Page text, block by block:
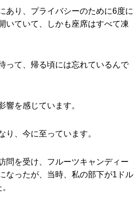
あり、プライバシーのために6度に
いていて、しかも座席はすべて凍
って、帰る頃には忘れているんで
響を感じています。
り、今に至っています。
問を受け、フルーツキャンディー
なったが、当時、私の部下が1ドル